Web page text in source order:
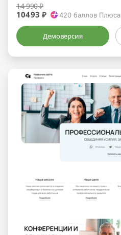
14 990 ₽
10493 ₽ 420 баллов Плюса
Демоверсия